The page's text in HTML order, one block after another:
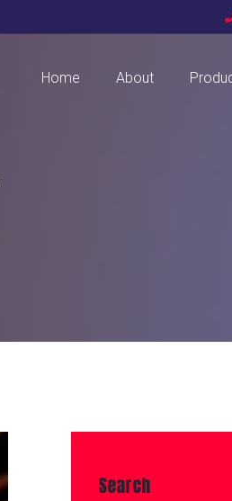
Home About
Search